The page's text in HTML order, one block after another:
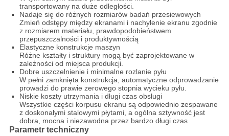
transportowany na duże odległości.
Nadaje się do różnych rozmiarów badań przesiewowych
Zmień odstępy między ekranami i nachylenie ekranu zgodnie
z rozmiarem materiału, prawdopodobieństwem
przepuszczalności i produktywnością
Elastyczne konstrukcje maszyn
Różne kształty i struktury mogą być zaprojektowane w
zależności od miejsca produkcji.
Dobre uszczelnienie i minimalne rozlanie pyłu
W pełni zamknięta konstrukcja, automatyczne odprowadzanie
prowadzi do prawie zerowego stopnia wycieku pyłu.
Niskie koszty utrzymania i długi czas obsługi
Wszystkie części korpusu ekranu są odpowiednio zespawane
z doskonałymi stalowymi płytami, a ogólna sztywność jest
dobra, mocna i niezawodna przez bardzo długi czas
Parametr techniczny